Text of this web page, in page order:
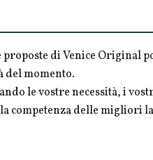
di Venice Original
del momento.
le vostre necessità, i
competenza delle migliori